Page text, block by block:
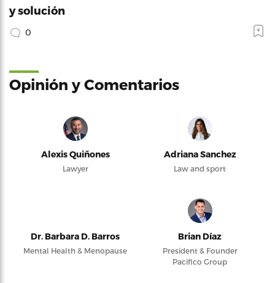
y solución
0
Opinión y Comentarios
Alexis Quiñones
Lawyer
Adriana Sanchez
Law and sport
Dr. Barbara D. Barros
Mental Health & Menopause
Brian Díaz
President & Founder
Pacifico Group